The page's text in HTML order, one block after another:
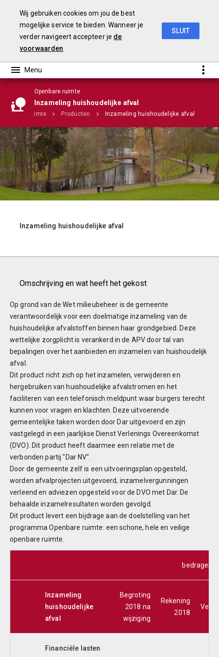
Infographic
Openbare ruimte
Inzameling huishoudelijke afval
Openbare ruimte Producten Inzameling huishoudelijke afval
Inzameling huishoudelijke afval
Omschrijving en wat heeft het gekost
Op grond van de Wet milieubeheer is de gemeente
verantwoordelijk voor een doelmatige inzameling van de
huishoudelijke afvalstoffen binnen haar grondgebied. Deze
wettelijke zorgplicht is verankerd in de APV door tal van
bepalingen over het aanbieden en inzamelen van huishoudelijk
afval.
Dit product richt zich op het inzamelen, verwijderen en
hergebruiken van huishoudelijke afvalstromen en het
faciliteren van een telefonisch meldpunt waar burgers terecht
kunnen voor vragen en klachten. Deze uitvoerende
gemeentelijke taken worden door Dar uitgevoerd en zijn
vastgelegd in een jaarlijkse Dienst Verlenings Overeenkomst
(DVO). Dit product heeft daarmee een relatie met de
verbonden partij "Dar NV".
Door de gemeente zelf is een uitvoeringsplan opgesteld,
worden afvalprojecten uitgevoerd, inzamelvergunningen
verleend en adviezen opgesteld voor de DVO met Dar. De
behaalde inzamelresultaten worden gevolgd.
Dit product levert een bijdrage aan de doelstelling van het
programma Openbare ruimte: een schone, hele en veilige
openbare ruimte.
bedragen x
Inzameling
huishoudelijke
afval
Begroting
2018 na
wijziging
Rekening
2018
Financiële lasten
Wij gebruiken cookies om jou de best
mogelijke service te bieden. Wanneer je
verder navigeert accepteer je de
voorwaarden
SLUIT